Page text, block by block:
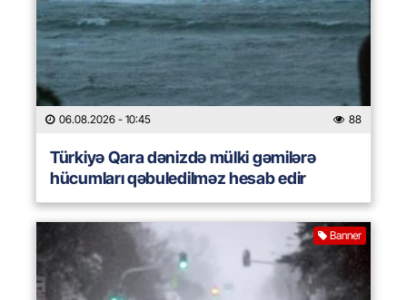
06.08.2026 - 10:45 88
Türkiyə Qara dənizdə mülki gəmilərə
hücumları qəbuledilməz hesab edir
Banner